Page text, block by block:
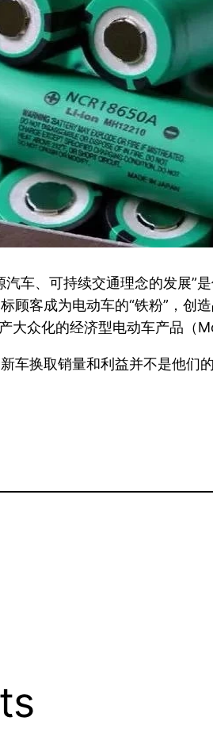
汽车、可持续交通理念的发展”
顾客成为电动车的“铁粉”，
大众化的经济型电动车产品（
车换取销量和利益并不是他们